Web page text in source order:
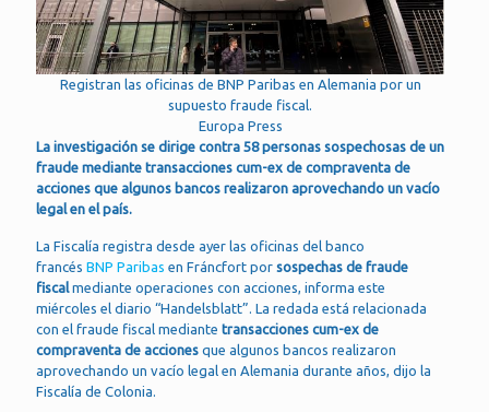
Registran las oficinas de BNP Paribas en Alemania por un
supuesto fraude fiscal.
Europa Press
La investigación se dirige contra 58 personas sospechosas de un
fraude mediante transacciones cum-ex de compraventa de
acciones que algunos bancos realizaron aprovechando un vacío
legal en el país.
La Fiscalía registra desde ayer las oficinas del banco
francés BNP Paribas en Fráncfort por sospechas de fraude
fiscalmediante operaciones con acciones, informa este
miércoles el diario “Handelsblatt”. La redada está relacionada
con el fraude fiscal mediante transacciones cum-ex de
compraventa de acciones que algunos bancos realizaron
aprovechando un vacío legal en Alemania durante años, dijo la
Fiscalía de Colonia.